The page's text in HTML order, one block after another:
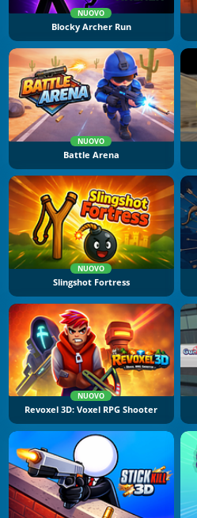
NUOVO
Blocky Archer Run
NUOVO
Battle Arena
NUOVO
Slingshot Fortress
NUOVO
Revoxel 3D: Voxel RPG Shooter